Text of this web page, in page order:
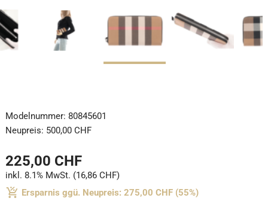
Modelnummer: 80845601
Neupreis: 500,00 CHF
225,00 CHF
inkl. 8.1% MwSt. (16,86 CHF)
Ersparnis ggü. Neupreis: 275,00 CHF (55%)